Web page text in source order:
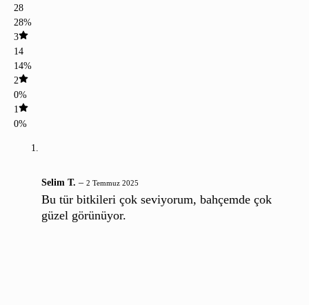
28
28%
3
14
14%
2
0%
1
0%
Selim T. – 2 Temmuz 2025
Bu tür bitkileri çok seviyorum, bahçemde çok
güzel görünüyor.